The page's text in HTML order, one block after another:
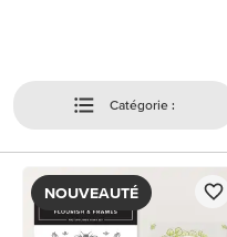
Catégorie :
NOUVEAUTÉ